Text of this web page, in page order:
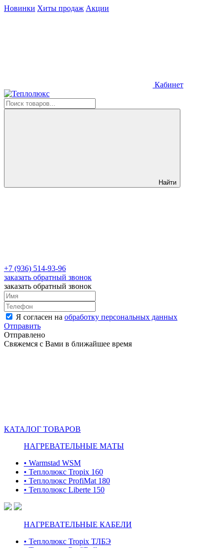
Новинки Хиты продаж Акции
Кабинет
Найти
+7 (936) 514-93-96
заказать обратный звонок
заказать обратный звонок
Я согласен на обработку персональных данных
Отправить
Отправлено
Свяжемся с Вами в ближайшее время
КАТАЛОГ ТОВАРОВ
НАГРЕВАТЕЛЬНЫЕ МАТЫ
• Warmstad WSM
• Теплолюкс Tropix 160
• Теплолюкс ProfiMat 180
• Теплолюкс Liberte 150
НАГРЕВАТЕЛЬНЫЕ КАБЕЛИ
• Теплолюкс Tropix ТЛБЭ